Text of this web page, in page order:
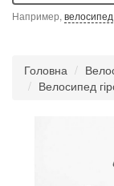
Например, велосипед
Головна
Велосипед